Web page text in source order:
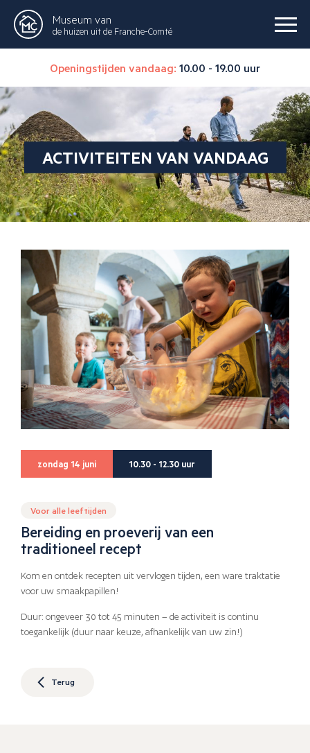
Museum van
de huizen uit de Franche-Comté
Openingstijden vandaag: 10.00 - 19.00 uur
ACTIVITEITEN VAN VANDAAG
zondag 14 juni 10.30 - 12.30 uur
Voor alle leeftijden
Bereiding en proeverij van een
traditioneel recept
Kom en ontdek recepten uit vervlogen tijden, een ware traktatie
voor uw smaakpapillen!
Duur: ongeveer 30 tot 45 minuten – de activiteit is continu
toegankelijk (duur naar keuze, afhankelijk van uw zin!)
Terug